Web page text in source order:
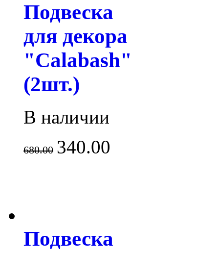
Подвеска
для декора
"Calabash"
(2шт.)
В наличии
680.00 340.00
Подвеска